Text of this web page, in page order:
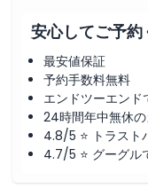
安心してご予約
最安値保証
予約手数料無料
エンドツーエン
24時間年中無休
4.8/5 ⭐ トラスト
4.7/5 ⭐ グーグル